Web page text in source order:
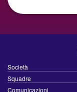
Società
Squadre
Comunicazioni